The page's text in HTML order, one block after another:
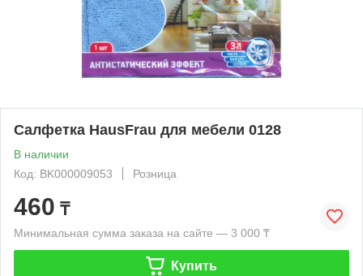
Салфетка HausFrau для мебели 0128
В наличии
Код: BK000009053
Розница
460 ₸
Минимальная сумма заказа на сайте — 3 000 ₸
Купить